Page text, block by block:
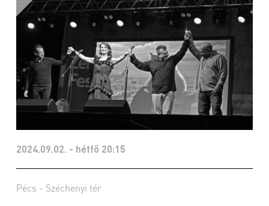
2024.09.02. - hétfő 20:15
Pécs - Széchenyi tér